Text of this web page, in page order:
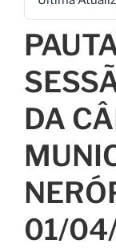
DA
01/